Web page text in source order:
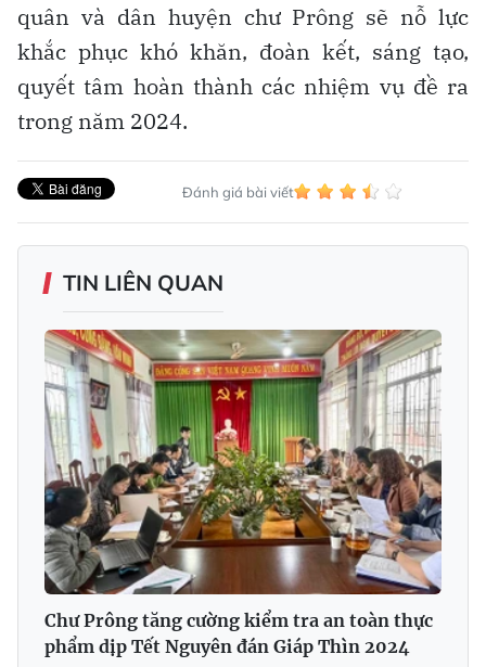
quân và dân huyện chư Prông sẽ nỗ lực
khắc phục khó khăn, đoàn kết, sáng tạo,
quyết tâm hoàn thành các nhiệm vụ đề ra
trong năm 2024.
Đánh giá bài viết
TIN LIÊN QUAN
Chư Prông tăng cường kiểm tra an toàn thực
phẩm dịp Tết Nguyên đán Giáp Thìn 2024